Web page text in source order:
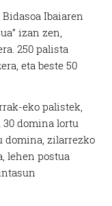
Ibaiaren
izan zen,
250 palista
eta beste 50
eko palistek,
30 domina lortu
domina, zilarrezko
lehen postua